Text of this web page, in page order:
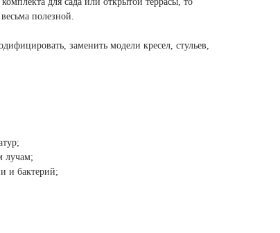
полезной.
заменить модели кресел, стульев,
лучам;
и бактерий;